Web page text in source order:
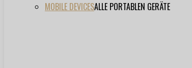
MOBILE DEVICESALLE PORTABLEN GERÄTE